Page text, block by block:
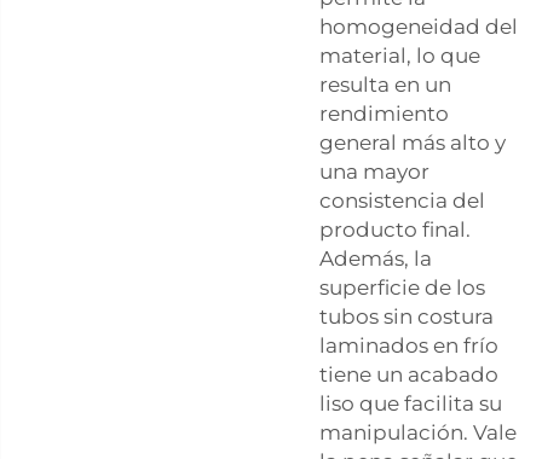
homogeneidad del
material, lo que
resulta en un
rendimiento
general más alto y
una mayor
consistencia del
producto final.
Además, la
superficie de los
tubos sin costura
laminados en frío
tiene un acabado
liso que facilita su
manipulación. Vale